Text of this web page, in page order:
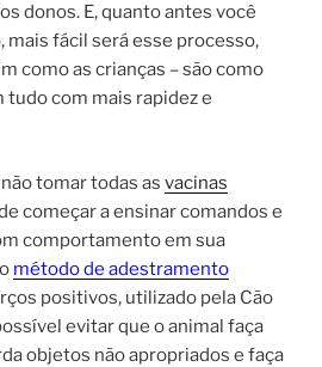
donos. E, quanto antes você
mais fácil será esse processo,
como as crianças – são como
tudo com mais rapidez e
tomar todas as vacinas
começar a ensinar comandos e
comportamento em sua
método de adestramento
positivos, utilizado pela Cão
evitar que o animal faça
objetos não apropriados e faça